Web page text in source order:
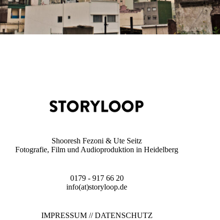
Shooresh Fezoni & Ute Seitz
Fotografie, Film und Audioproduktion in Heidelberg
0179 - 917 66 20
info(at)storyloop.de
IMPRESSUM//DATENSCHUTZ